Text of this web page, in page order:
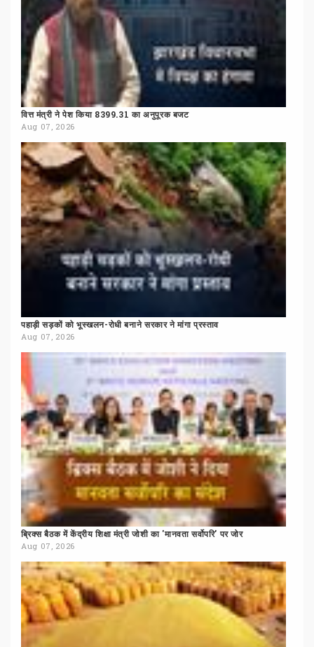
वित्त मंत्री ने पेश किया 8399.31 का अनुपूरक बजट
Aug 07, 2026
पहाड़ी सड़कों को भूस्खलन-रोधी बनाने सरकार ने मांगा प्रस्ताव
Aug 07, 2026
ब्रिक्स बैठक में केंद्रीय शिक्षा मंत्री जोशी का 'मानवता सर्वोपरि' पर जोर
Aug 07, 2026